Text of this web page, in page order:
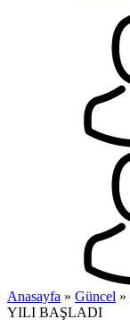
Anasayfa » Güncel »
YILI BAŞLADI